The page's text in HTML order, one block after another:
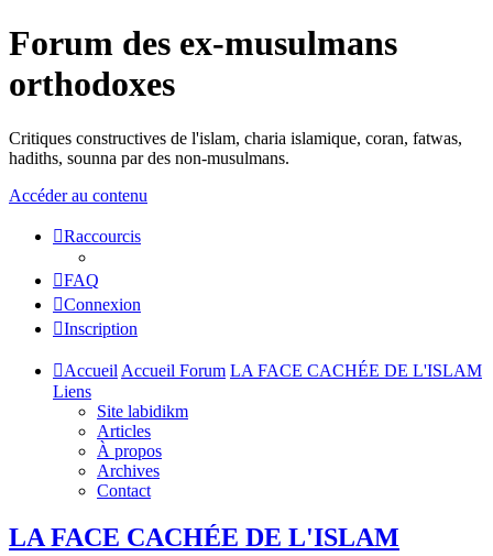
Forum des ex-musulmans
orthodoxes
Critiques constructives de l'islam, charia islamique, coran, fatwas,
hadiths, sounna par des non-musulmans.
Accéder au contenu
Raccourcis
FAQ
Connexion
Inscription
Accueil Accueil Forum LA FACE CACHÉE DE L'ISLAM
Liens
Site labidikm
Articles
À propos
Archives
Contact
LA FACE CACHÉE DE L'ISLAM